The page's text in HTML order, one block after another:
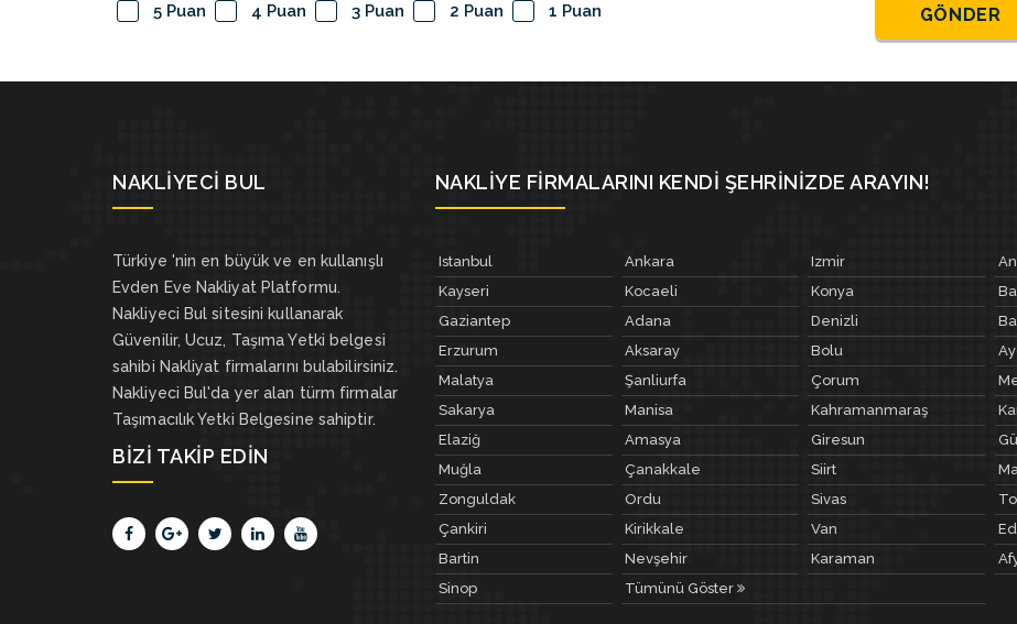
5 Puan 4 Puan 3 Puan 2 Puan 1 Puan GÖNDER
NAKLIYECI BUL
Türkiye 'nin en büyük ve en kullanışlı
Evden Eve Nakliyat Platformu.
Nakliyeci Bul sitesini kullanarak
Güvenilir, Ucuz, Taşıma Yetki belgesi
sahibi Nakliyat firmalarını bulabilirsiniz.
Nakliyeci Bul'da yer alan türm firmalar
Taşımacılık Yetki Belgesine sahiptir.
BIZI TAKIP EDIN
NAKLIYE FIRMALARINI KENDI ŞEHRINIZDE ARAYIN!
Istanbul Ankara Izmir
Kayseri
Kocaeli Konya
Gaziantep
Adana Denizli
Erzurum
Aksaray Bolu
Malatya
Şanliurfa Çorum
Sakarya
Manisa Kahramanmaraş
Elaziğ
Amasya Giresun
Muğla
Çanakkale Siirt
Zonguldak
Ordu Sivas
Çankiri
Kirikkale Van
Bartin
Nevşehir Karaman
Sinop
Tümünü Göster